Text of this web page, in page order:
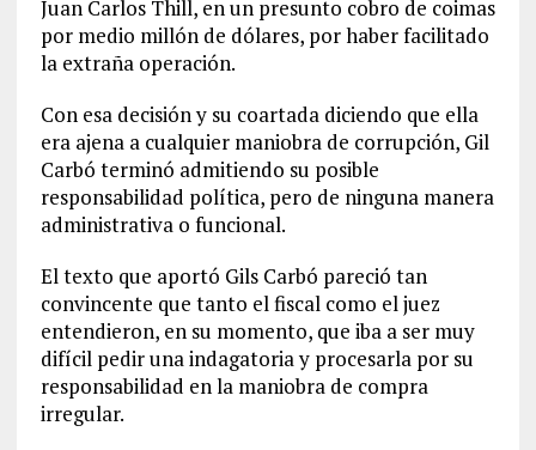
Juan Carlos Thill, en un presunto cobro de coimas
por medio millón de dólares, por haber facilitado
la extraña operación.
Con esa decisión y su coartada diciendo que ella
era ajena a cualquier maniobra de corrupción, Gil
Carbó terminó admitiendo su posible
responsabilidad política, pero de ninguna manera
administrativa o funcional.
El texto que aportó Gils Carbó pareció tan
convincente que tanto el fiscal como el juez
entendieron, en su momento, que iba a ser muy
difícil pedir una indagatoria y procesarla por su
responsabilidad en la maniobra de compra
irregular.